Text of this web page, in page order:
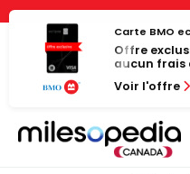
Panneau de gestion des
Passer
contenu
Carte BMO
Offre
aucun frais
Voir l'offre